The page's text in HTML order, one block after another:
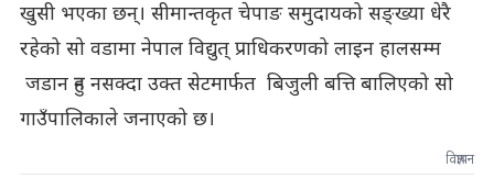
खुसी भएका छन्। सीमान्तकृत चेपाङ समुदायको सङ्ख्या धेरै
रहेको सो वडामा नेपाल विद्युत् प्राधिकरणको लाइन हालसम्म
जडान हुन नसक्दा उक्त सेटमार्फत बिजुली बत्ति बालिएको सो
गाउँपालिकाले जनाएको छ।
विज्ञापन